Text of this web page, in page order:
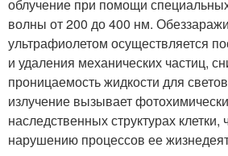
облучение при помощи
волны от 200 до 400 нм.
ультрафиолетом осуществляется
и удаления механических частиц,
проницаемость жидкости для
излучение вызывает
наследственных структурах клетки,
нарушению процессов ее